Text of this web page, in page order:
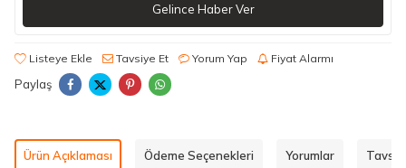
Gelince Haber Ver
Listeye Ekle Tavsiye Et Yorum Yap Fiyat Alarmı
Paylaş
Ürün Açıklaması Ödeme Seçenekleri Yorumlar